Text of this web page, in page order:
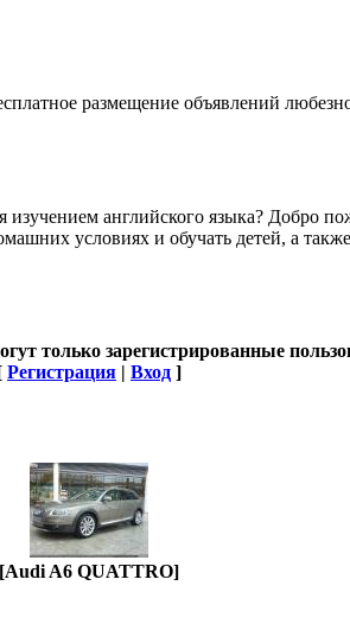
размещение объявлений
изучением английского языка? Добро
условиях и обучать детей, а
только зарегистрированные
Регистрация | Вход ]
[Audi A6 QUATTRO]